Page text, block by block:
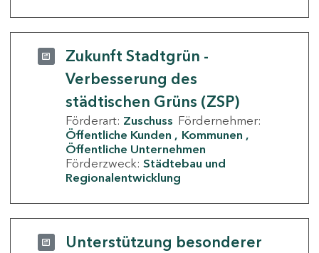
Zukunft Stadtgrün -
Verbesserung des
städtischen Grüns (ZSP)
Förderart: Zuschuss Fördernehmer:
Öffentliche Kunden
Kommunen
Öffentliche Unternehmen
Förderzweck: Städtebau und
Regionalentwicklung
Unterstützung besonderer